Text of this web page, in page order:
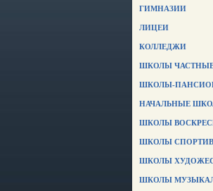
ГИМНАЗИИ
ЛИЦЕИ
КОЛЛЕДЖИ
ШКОЛЫ
ШКОЛЫ-
НАЧАЛЬНЫЕ
ШКОЛЫ
ШКОЛЫ
ШКОЛЫ
ШКОЛЫ